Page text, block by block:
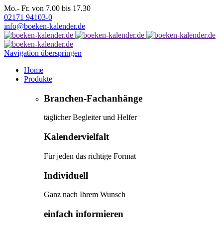
Mo.- Fr. von 7.00 bis 17.30
02171 94103-0
info@boeken-kalender.de
Navigation überspringen
Home
Produkte
Branchen-Fachanhänge
täglicher Begleiter und Helfer
Kalendervielfalt
Für jeden das richtige Format
Individuell
Ganz nach Ihrem Wunsch
einfach informieren